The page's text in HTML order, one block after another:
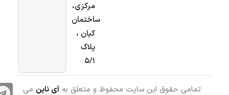
مرکزی،
ساختمان
کیان ،
پلاک
۵/۱
تمامی حقوق این سایت محفوظ و متعلق به آی ناین می